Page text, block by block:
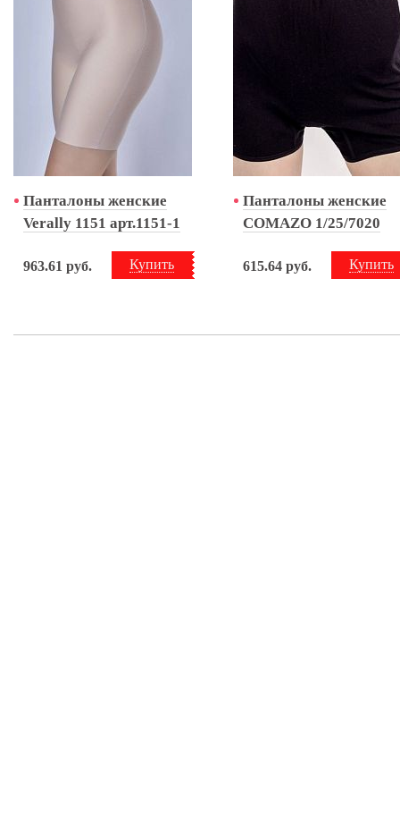
Панталоны женские
Verally 1151 арт.1151-1
Купить
963.61 руб.
Панталоны женские
COMAZO 1/25/7020
Купить
615.64 руб.